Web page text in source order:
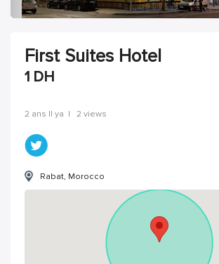
First Suites Hotel
1 DH
2 ans Il ya | 2 views
Rabat, Morocco